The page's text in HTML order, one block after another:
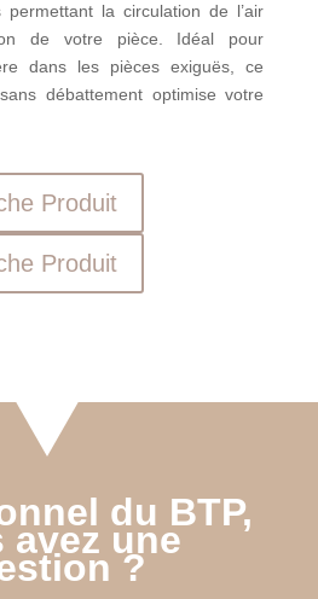
la circulation de l’air
de votre pièce. Idéal pour
dans les pièces exiguës, ce
débattement optimise votre
Produit
Produit
du BTP,
avez une
?